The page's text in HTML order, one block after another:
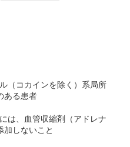
（コカインを除く）系局所
ある患者
は、血管収縮剤（アドレナ
加しないこと